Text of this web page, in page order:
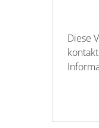
Diese